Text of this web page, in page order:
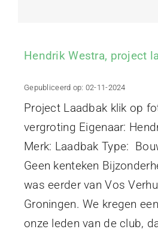
Hendrik Westra, project
Gepubliceerd op: 02-11-2024
Project Laadbak klik op
vergroting Eigenaar:
Merk: Laadbak Type:
Geen kenteken
was eerder van Vos
Groningen. We kregen
onze leden van de club,